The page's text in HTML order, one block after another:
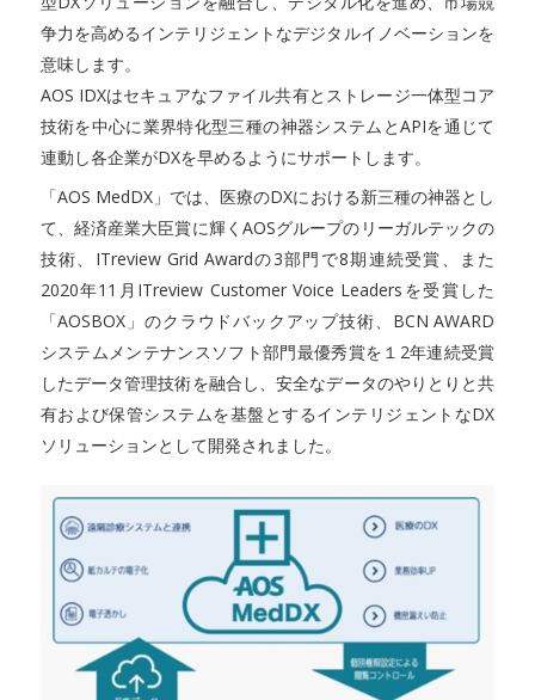
争力を高めるインテリジェントなデジタルイノベーションを
意味します。
AOS IDXはセキュアなファイル共有とストレージ一体型コア
技術を中心に業界特化型三種の神器システムとAPIを通じて
連動し各企業がDXを早めるようにサポートします。
「AOS MedDX」では、医療のDXにおける新三種の神器とし
て、経済産業大臣賞に輝くAOSグループのリーガルテックの
技術、ITreview Grid Awardの3部門で8期連続受賞、また
2020年11月ITreview Customer Voice Leadersを受賞した
「AOSBOX」のクラウドバックアップ技術、BCN AWARD
システムメンテナンスソフト部門最優秀賞を１2年連続受賞
したデータ管理技術を融合し、安全なデータのやりとりと共
有および保管システムを基盤とするインテリジェントなDX
ソリューションとして開発されました。